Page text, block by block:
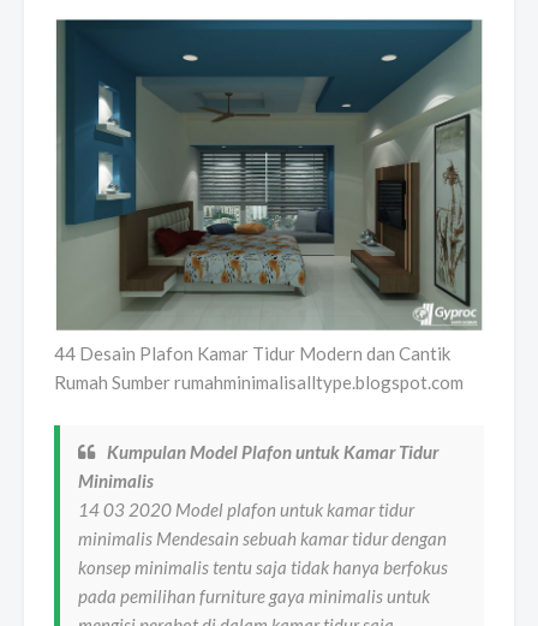
44 Desain Plafon Kamar Tidur Modern dan Cantik
Rumah Sumber rumahminimalisalltype.blogspot.com
Kumpulan Model Plafon untuk Kamar Tidur
Minimalis
14 03 2020 Model plafon untuk kamar tidur
minimalis Mendesain sebuah kamar tidur dengan
konsep minimalis tentu saja tidak hanya berfokus
pada pemilihan furniture gaya minimalis untuk